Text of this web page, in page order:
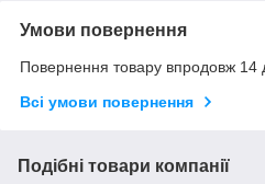
Умови повернення
Повернення товару впродовж 14
Всі умови повернення
Подібні товари компанії